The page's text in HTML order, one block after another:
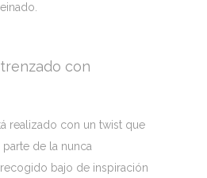
con
realizado con un twist que
de la nunca
bajo de inspiración